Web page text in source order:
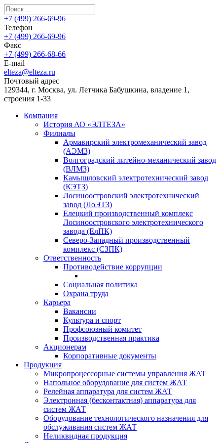
+7 (499) 266-69-96
Телефон
+7 (499) 266-69-96
Факс
+7 (499) 266-68-66
E-mail
elteza@elteza.ru
Почтовый адрес
129344, г. Москва, ул. Летчика Бабушкина, владение 1,
строения 1-33
Компания
История АО «ЭЛТЕЗА»
Филиалы
Армавирский электромеханический завод
(АЭМЗ)
Волгоградский литейно-механический завод
(ВЛМЗ)
Камышловский электротехнический завод
(КЭТЗ)
Лосиноостровский электротехнический
завод (ЛоЭТЗ)
Елецкий производственный комплекс
Лосиноостровского электротехнического
завода (ЕлПК)
Северо-Западный производственный
комплекс (СЗПК)
Ответственность
Противодействие коррупции
Социальная политика
Охрана труда
Карьера
Вакансии
Культура и спорт
Профсоюзный комитет
Производственная практика
Акционерам
Корпоративные документы
Продукция
Микропроцессорные системы управления ЖАТ
Напольное оборудование для систем ЖАТ
Релейная аппаратура для систем ЖАТ
Электронная (бесконтактная) аппаратура для
систем ЖАТ
Оборудование технологического назначения для
обслуживания систем ЖАТ
Неликвидная продукция